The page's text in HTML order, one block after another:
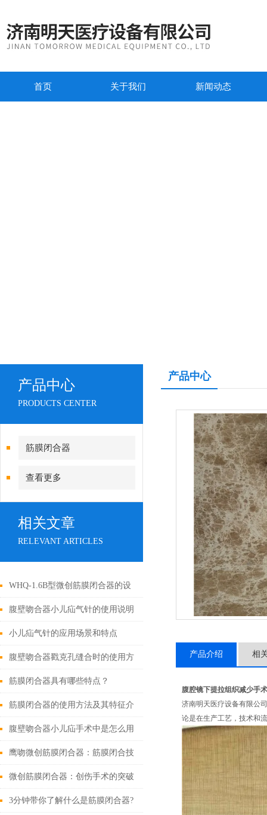
首页 关于我们 新闻动态
产品中心
PRODUCTS CENTER
筋膜闭合器
查看更多
相关文章
RELEVANT ARTICLES
WHQ-1.6B型微创筋膜闭合器的设
计原理与应用
腹壁吻合器小儿疝气针的使用说明
小儿疝气针的应用场景和特点
腹壁吻合器戳克孔缝合时的使用方
法
筋膜闭合器具有哪些特点？
筋膜闭合器的使用方法及其特征介
绍
腹壁吻合器小儿疝手术中是怎么用
的
鹰吻微创筋膜闭合器：筋膜闭合技
术大突破
微创筋膜闭合器：创伤手术的突破
性进展
3分钟带你了解什么是筋膜闭合器?
产品中心
产品介绍 相
腹腔镜下提拉组织减少手
济南明天医疗设备有限公
论是在生产工艺，技术和